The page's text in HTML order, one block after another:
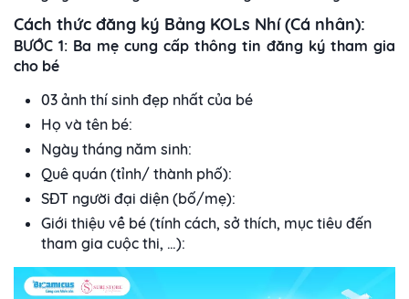
Cách thức đăng ký Bảng KOLs Nhí (Cá nhân):
BƯỚC 1: Ba mẹ cung cấp thông tin đăng ký tham gia
cho bé
03 ảnh thí sinh đẹp nhất của bé
Họ và tên bé:
Ngày tháng năm sinh:
Quê quán (tỉnh/ thành phố):
SĐT người đại diện (bố/mẹ):
Giới thiệu về bé (tính cách, sở thích, mục tiêu đến
tham gia cuộc thi, …):